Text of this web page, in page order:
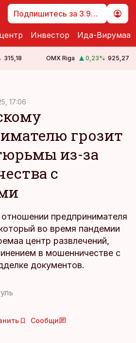
Подпишитесь за 3.99 €
Инвестор Ида-Вирумаа
315,18 OMX Riga 0,23% 925,27
17:06
грозит
из-за
с
предпринимателя
во время пандемии
центр развлечений,
в мошенничестве с
документов.
Сообщи